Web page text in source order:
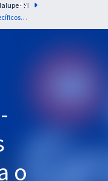
- PI
Prefeitura de Guadalupe - PI - Conhecimentos Específicos para o Cargo de Professor Matemática com a Equipe Gran
o